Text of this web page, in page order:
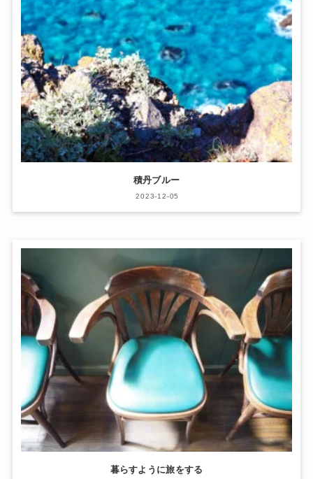
積丹ブルー
2023-12-05
暮らすように旅をする